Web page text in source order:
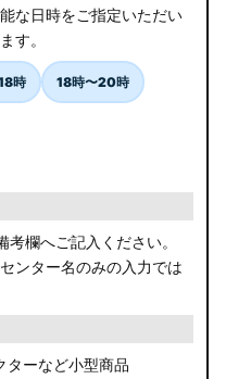
な日時をご指定いただい
す。
時 18時〜20時
欄へご記入ください。
ンター名のみの入力では
ターなど小型商品